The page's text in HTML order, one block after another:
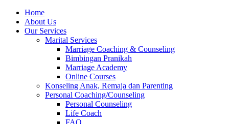
Skip
content
Home
About Us
Our Services
Marital Services
Marriage Coaching & Counseling
Bimbingan Pranikah
Marriage Academy
Online Courses
Konseling Anak, Remaja dan Parenting
Personal Coaching/Counseling
Personal Counseling
Life Coach
FAQ